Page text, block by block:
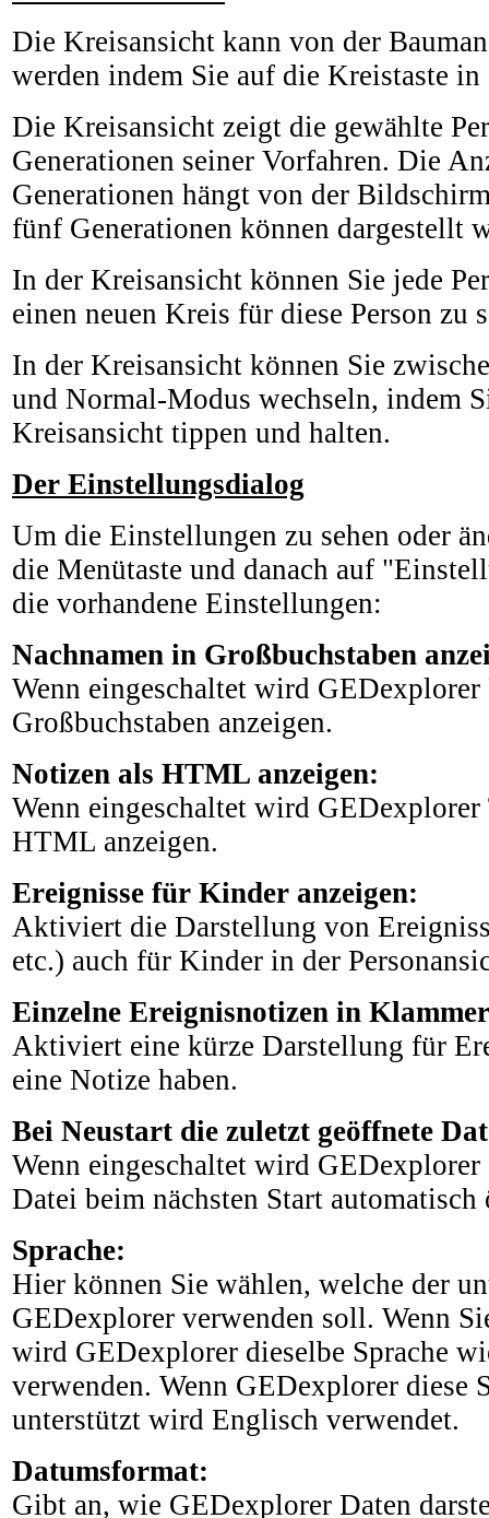
Die Kreisansicht kann von der
werden indem Sie auf die Kreistaste
Die Kreisansicht zeigt die gewählte
Generationen seiner Vorfahren. Die
Generationen hängt von der
fünf Generationen können dargestellt
In der Kreisansicht können Sie jede
einen neuen Kreis für diese Person zu
In der Kreisansicht können Sie
und Normal-Modus wechseln, indem
Kreisansicht tippen und halten.
Der Einstellungsdialog
Um die Einstellungen zu sehen oder
die Menütaste und danach auf
die vorhandene Einstellungen:
Nachnamen in Großbuchstaben
Wenn eingeschaltet wird
Großbuchstaben anzeigen.
Notizen als HTML anzeigen:
Wenn eingeschaltet wird
HTML anzeigen.
Ereignisse für Kinder anzeigen:
Aktiviert die Darstellung von
etc.) auch für Kinder in der
Einzelne Ereignisnotizen in
Aktiviert eine kürze Darstellung für
eine Notize haben.
Bei Neustart die zuletzt geöffnete
Wenn eingeschaltet wird
Datei beim nächsten Start automatisch
Sprache:
Hier können Sie wählen, welche der
GEDexplorer verwenden soll. Wenn
wird GEDexplorer dieselbe Sprache
verwenden. Wenn GEDexplorer diese
unterstützt wird Englisch verwendet.
Datumsformat:
Gibt an, wie GEDexplorer Daten